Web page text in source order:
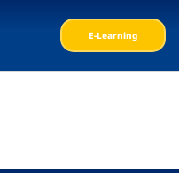
E-Learning